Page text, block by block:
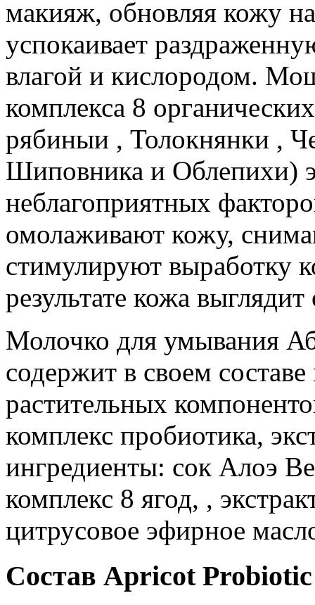
макияж, обновляя кожу
успокаивает
влагой и кислородом.
комплекса 8
рябиныи , Толокнянки ,
Шиповника и Облепихи)
неблагоприятных
омолаживают кожу,
стимулируют выработку
результате кожа
Молочко для умывания
содержит в своем
растительных
комплекс пробиотика,
ингредиенты: сок Алоэ
комплекс 8 ягод, ,
цитрусовое эфирное
Состав Apricot